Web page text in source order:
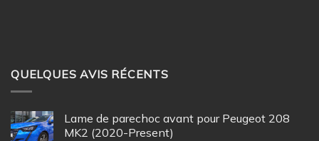
QUELQUES AVIS RÉCENTS
Lame de parechoc avant pour Peugeot 208
MK2 (2020-Present)